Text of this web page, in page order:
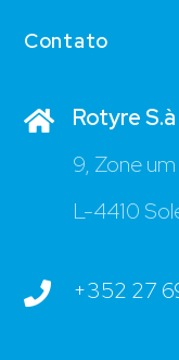
Contato
Rotyre S.à
9, Zone
L-4410
+352 27